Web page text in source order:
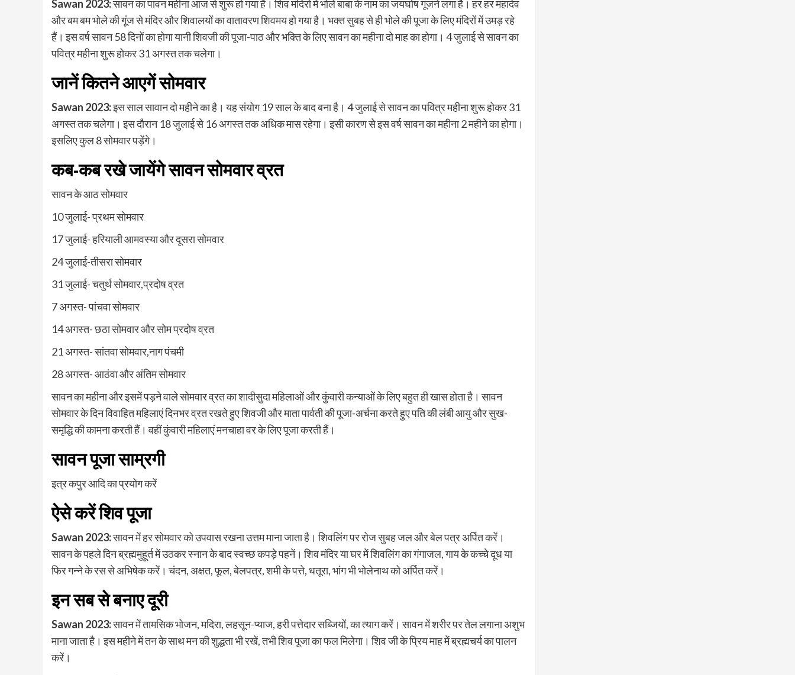
Sawan 2023:सावन का पावन महीना आज से शुरू हो गया है। शिव मंदिरों में भोले बाबा के नाम का जयघोष गूंजने लगा है। हर हर महादेव
और बम बम भोले की गूंज से मंदिर और शिवालयों का वातावरण शिवमय हो गया है। भक्त सुबह से ही भोले की पूजा के लिए मंदिरों में उमड़ रहे
हैं। इस वर्ष सावन 58 दिनों का होगा यानी शिवजी की पूजा-पाठ और भक्ति के लिए सावन का महीना दो माह का होगा। 4 जुलाई से सावन का
पवित्र महीना शुरू होकर 31 अगस्त तक चलेगा।
जानें कितने आएगें सोमवार
Sawan 2023:इस साल सावान दो महीने का है। यह संयोग 19 साल के बाद बना है। 4 जुलाई से सावन का पवित्र महीना शुरू होकर 31
अगस्त तक चलेगा। इस दौरान 18 जुलाई से 16 अगस्त तक अधिक मास रहेगा। इसी कारण से इस वर्ष सावन का महीना 2 महीने का होगा।
इसलिए कुल 8 सोमवार पड़ेंगे।
कब-कब रखे जायेंगे सावन सोमवार व्रत
सावन के आठ सोमवार
10 जुलाई- प्रथम सोमवार
17 जुलाई- हरियाली आमवस्या और दूसरा सोमवार
24 जुलाई-तीसरा सोमवार
31 जुलाई- चतुर्थ सोमवार,प्रदोष व्रत
7 अगस्त- पांचवा सोमवार
14 अगस्त- छठा सोमवार और सोम प्रदोष व्रत
21 अगस्त- सांतवा सोमवार,नाग पंचमी
28 अगस्त- आठंवा और अंतिम सोमवार
सावन का महीना और इसमें पड़ने वाले सोमवार व्रत का शादीसुदा महिलाओं और कुंवारी कन्याओं के लिए बहुत ही खास होता है। सावन
सोमवार के दिन विवाहित महिलाएं दिनभर व्रत रखते हुए शिवजी और माता पार्वती की पूजा-अर्चना करते हुए पति की लंबी आयु और सुख-
समृद्धि की कामना करती हैं। वहीं कुंवारी महिलाएं मनचाहा वर के लिए पूजा करती हैं।
सावन पूजा साम्रगी
इत्र कपुर आदि का प्रयोग करें
ऐसे करें शिव पूजा
Sawan 2023:सावन में हर सोमवार को उपवास रखना उत्तम माना जाता है। शिवलिंग पर रोज सुबह जल और बेल पत्र अर्पित करें।
सावन के पहले दिन ब्रह्ममुहूर्त में उठकर स्नान के बाद स्वच्छ कपड़े पहनें। शिव मंदिर या घर में शिवलिंग का गंगाजल, गाय के कच्चे दूध या
फिर गन्ने के रस से अभिषेक करें। चंदन, अक्षत, फूल, बेलपत्र, शमी के पत्ते, धतूरा, भांग भी भोलेनाथ को अर्पित करें।
इन सब से बनाए दूरी
Sawan 2023:सावन में तामसिक भोजन, मदिरा, लहसून-प्याज, हरी पत्तेदार सब्जियों, का त्याग करें। सावन में शरीर पर तेल लगाना अशुभ
माना जाता है। इस महीने में तन के साथ मन की शुद्धता भी रखें, तभी शिव पूजा का फल मिलेगा। शिव जी के प्रिय माह में ब्रह्मचर्य का पालन
करें।